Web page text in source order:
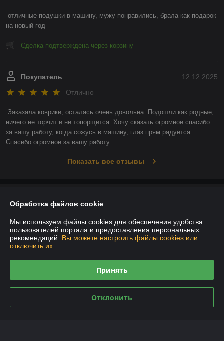
отличные подушки в машину, мужу понравились, брала как подарок
на новый год
Сделка подтверждена через корзину
12.12.2025
Покупатель
Отлично
Заказала коврики, осталась очень довольна. Подошли как родные,
ничего не торчит и не топорщится. Хочу сказать огромное спасибо
за вашу работу, когда сожусь в машину, глаз прям радуется.
Спасибо огромное за вашу работу
Показать все отзывы
Контакты
Доставка и оплата
Полная версия сайта
Обработка файлов cookie
Мы используем файлы cookies для обеспечения удобства
пользователей портала и предоставления персональных
рекомендаций. Вы можете настроить файлы cookies или
отключить их.
Принять
Отклонить